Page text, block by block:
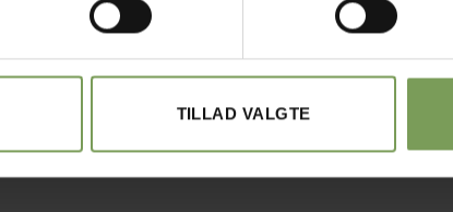
TILLAD VALGTE